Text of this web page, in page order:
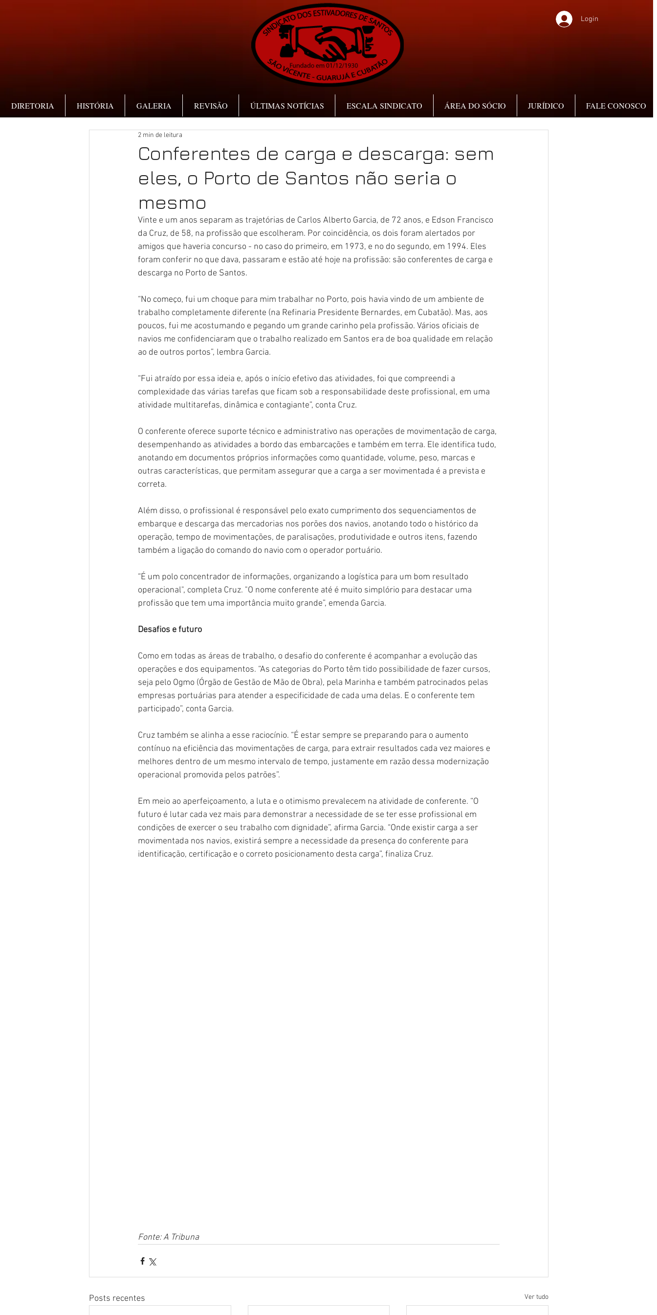
Login
DIRETORIA HISTÓRIA GALERIA REVISÃO ÚLTIMAS NOTÍCIAS ESCALA SINDICATO ÁREA DO SÓCIO JURÍDICO FALE CONOSCO
Conferentes de carga e descarga: sem
eles, o Porto de Santos não seria o
mesmo
2 min de leitura
Vinte e um anos separam as trajetórias de Carlos Alberto Garcia, de 72 anos, e Edson Francisco
da Cruz, de 58, na profissão que escolheram. Por coincidência, os dois foram alertados por
amigos que haveria concurso - no caso do primeiro, em 1973, e no do segundo, em 1994. Eles
foram conferir no que dava, passaram e estão até hoje na profissão: são conferentes de carga e
descarga no Porto de Santos.
“No começo, fui um choque para mim trabalhar no Porto, pois havia vindo de um ambiente de
trabalho completamente diferente (na Refinaria Presidente Bernardes, em Cubatão). Mas, aos
poucos, fui me acostumando e pegando um grande carinho pela profissão. Vários oficiais de
navios me confidenciaram que o trabalho realizado em Santos era de boa qualidade em relação
ao de outros portos”, lembra Garcia.
“Fui atraído por essa ideia e, após o início efetivo das atividades, foi que compreendi a
complexidade das várias tarefas que ficam sob a responsabilidade deste profissional, em uma
atividade multitarefas, dinâmica e contagiante”, conta Cruz.
O conferente oferece suporte técnico e administrativo nas operações de movimentação de carga,
desempenhando as atividades a bordo das embarcações e também em terra. Ele identifica tudo,
anotando em documentos próprios informações como quantidade, volume, peso, marcas e
outras características, que permitam assegurar que a carga a ser movimentada é a prevista e
correta.
Além disso, o profissional é responsável pelo exato cumprimento dos sequenciamentos de
embarque e descarga das mercadorias nos porões dos navios, anotando todo o histórico da
operação, tempo de movimentações, de paralisações, produtividade e outros itens, fazendo
também a ligação do comando do navio com o operador portuário.
“É um polo concentrador de informações, organizando a logística para um bom resultado
operacional", completa Cruz. "O nome conferente até é muito simplório para destacar uma
profissão que tem uma importância muito grande”, emenda Garcia.
Desafios e futuro
Como em todas as áreas de trabalho, o desafio do conferente é acompanhar a evolução das
operações e dos equipamentos. “As categorias do Porto têm tido possibilidade de fazer cursos,
seja pelo Ogmo (Órgão de Gestão de Mão de Obra), pela Marinha e também patrocinados pelas
empresas portuárias para atender a especificidade de cada uma delas. E o conferente tem
participado”, conta Garcia.
Cruz também se alinha a esse raciocínio. “É estar sempre se preparando para o aumento
contínuo na eficiência das movimentações de carga, para extrair resultados cada vez maiores e
melhores dentro de um mesmo intervalo de tempo, justamente em razão dessa modernização
operacional promovida pelos patrões”.
Em meio ao aperfeiçoamento, a luta e o otimismo prevalecem na atividade de conferente. “O
futuro é lutar cada vez mais para demonstrar a necessidade de se ter esse profissional em
condições de exercer o seu trabalho com dignidade”, afirma Garcia. “Onde existir carga a ser
movimentada nos navios, existirá sempre a necessidade da presença do conferente para
identificação, certificação e o correto posicionamento desta carga”, finaliza Cruz.
Fonte: A Tribuna
Posts recentes Ver tudo